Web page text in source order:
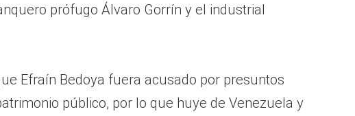
prófugo Álvaro Gorrín y el industrial
Efraín Bedoya fuera acusado por presuntos
público, por lo que huye de Venezuela y